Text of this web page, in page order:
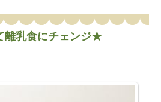
離乳食にチェンジ★